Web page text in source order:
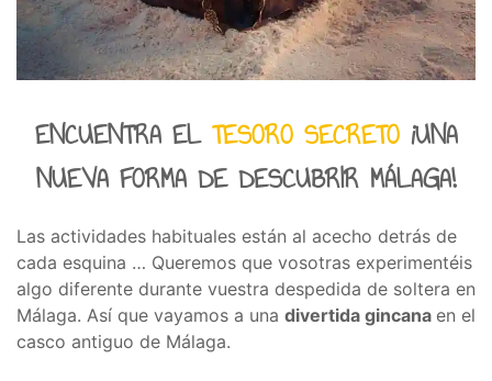
ENCUENTRA EL TESORO SECRETO¡UNA
NUEVA FORMA DE DESCUBRIR MÁLAGA!
Las actividades habituales están al acecho detrás de
cada esquina … Queremos que vosotras experimentéis
algo diferente durante vuestra despedida de soltera en
Málaga. Así que vayamos a una divertida gincana en el
casco antiguo de Málaga.